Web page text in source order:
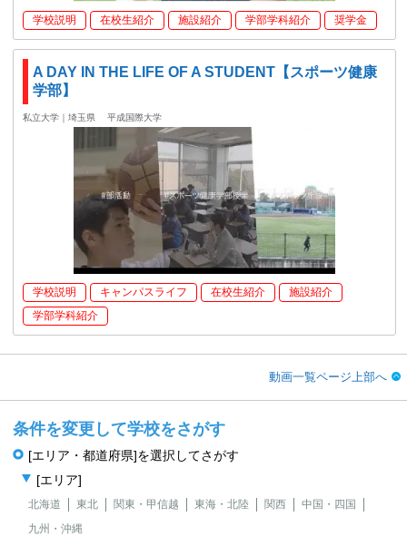
学校説明 在校生紹介 施設紹介 学部学科紹介 奨学金
A DAY IN THE LIFE OF A STUDENT【スポーツ健康
学部】
私立大学｜埼玉県 平成国際大学
学校説明 キャンパスライフ 在校生紹介
施設紹介
学部学科紹介
動画一覧ページ上部へ
条件を変更して学校をさがす
[エリア・都道府県]を選択してさがす
[エリア]
北海道 東北 関東・甲信越 東海・北陸 関西
中国・四国
九州・沖縄